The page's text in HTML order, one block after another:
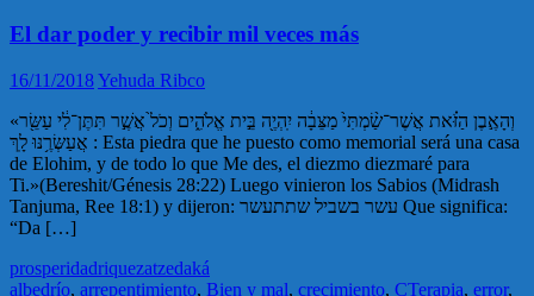
El dar poder y recibir mil veces más
16/11/2018Yehuda Ribco
«וְהָאֶ֣בֶן הַזֹּ֗את אֲשֶׁר־שַׂ֨מְתִּי֙ מַצֵּבָ֔ה יִֽהְיֶ֖ה בֵּ֣ית אֱלֹהִ֑ים וְכֹל֙ אֲשֶׁ֣ר תִּתֶּן־לִ֔י עַשֵּׂ֖ר
אֲעַשְּׂרֶ֥נּוּ לָֽךְ : Esta piedra que he puesto como memorial será una casa
de Elohim, y de todo lo que Me des, el diezmo diezmaré para
Ti.»(Bereshit/Génesis 28:22) Luego vinieron los Sabios (Midrash
Tanjuma, Ree 18:1) y dijeron: עשר בשביל שתתעשר Que significa:
“Da […]
prosperidadriquezatzedaká
albedrío, arrepentimiento, Bien y mal, crecimiento, CTerapia, error,